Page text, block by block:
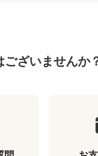
ございませんか